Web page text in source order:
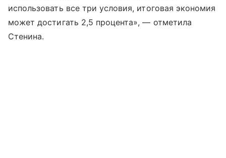
использовать все три условия, итоговая экономия
может достигать 2,5 процента», — отметила
Стенина.